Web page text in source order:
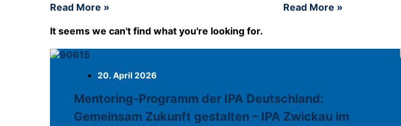
Read More »
Read More »
It seems we can't find what you're looking for.
20. April 2026
Mentoring-Programm der IPA Deutschland:
Gemeinsam Zukunft gestalten – IPA Zwickau im